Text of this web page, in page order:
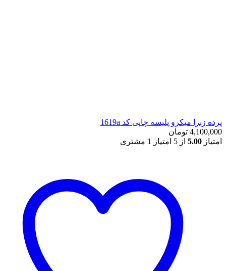
پرده زبرا میکرو پلیسه چاپی کد 1619a
4,100,000 تومان
امتیاز 5.00 از 5 امتیاز 1 مشتری